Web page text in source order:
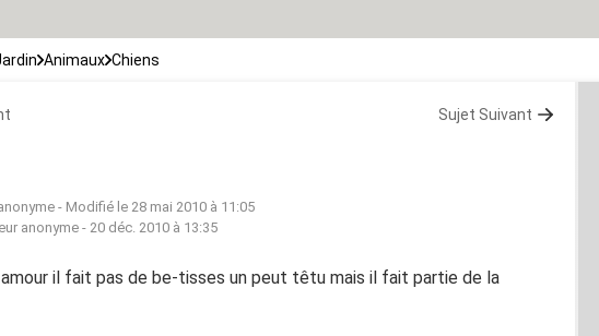
Animaux Chiens
Sujet Suivant
- Modifié le 28 mai 2010 à 11:05
anonyme - 20 déc. 2010 à 13:35
il fait pas de be-tisses un peut têtu mais il fait partie de la